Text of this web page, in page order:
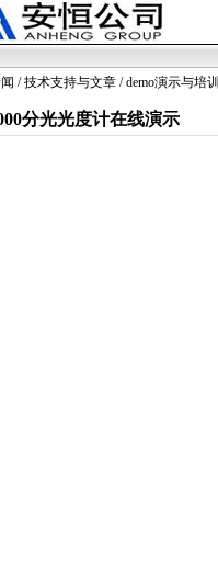
/技术支持与文章 /demo演示与培训
分光光度计在线演示